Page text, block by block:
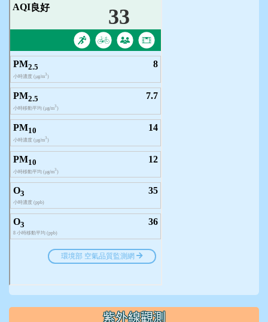
紫外線觀測